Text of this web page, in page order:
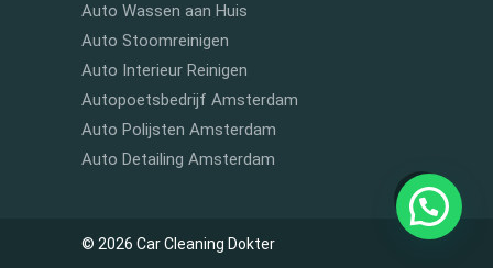
Auto Wassen aan Huis
Auto Stoomreinigen
Auto Interieur Reinigen
Autopoetsbedrijf Amsterdam
Auto Polijsten Amsterdam
Auto Detailing Amsterdam
© 2026 Car Cleaning Dokter